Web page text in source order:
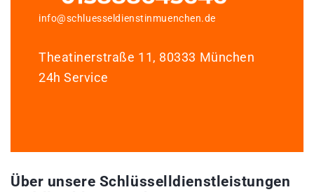
info@schluesseldienstinmuenchen.de
Theatinerstraße 11, 80333 München
24h Service
Über unsere Schlüsselldienstleistungen